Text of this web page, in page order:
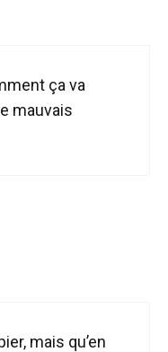
ça va
mauvais
mais qu’en